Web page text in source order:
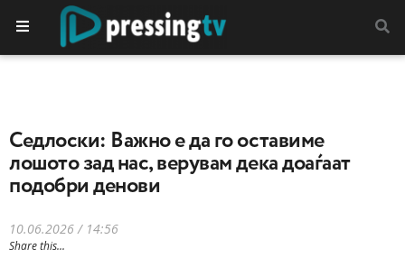
Седлоски: Важно е да го оставиме
лошото зад нас, верувам дека доаѓаат
подобри денови
10.06.2026 / 14:56
Share this...